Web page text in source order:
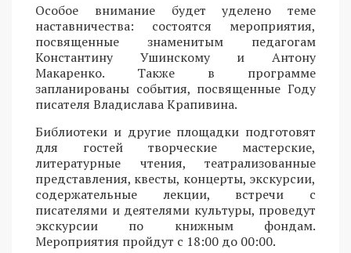
Особое внимание будет уделено теме
наставничества: состоятся мероприятия,
посвященные знаменитым педагогам
Константину Ушинскому и Антону
Макаренко. Также в программе
запланированы события, посвященные Году
писателя Владислава Крапивина.
Библиотеки и другие площадки подготовят
для гостей творческие мастерские,
литературные чтения, театрализованные
представления, квесты, концерты, экскурсии,
содержательные лекции, встречи с
писателями и деятелями культуры, проведут
экскурсии по книжным фондам.
Мероприятия пройдут с 18:00 до 00:00.